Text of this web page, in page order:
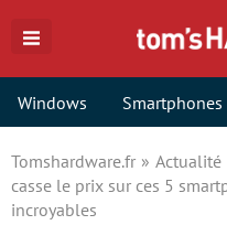
Windows Smartphones
Tomshardware.fr Actualité
casse le prix sur ces 5
incroyables